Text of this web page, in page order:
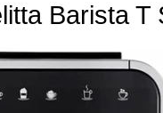
Barista T